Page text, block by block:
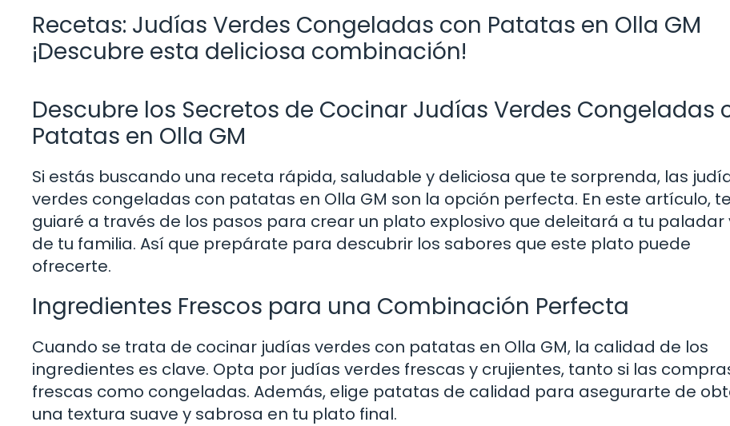
Recetas: Judías Verdes Congeladas con Patatas en Olla GM
¡Descubre esta deliciosa combinación!
Descubre los Secretos de Cocinar Judías Verdes Congeladas
Patatas en Olla GM
Si estás buscando una receta rápida, saludable y deliciosa que te sorprenda, las
verdes congeladas con patatas en Olla GM son la opción perfecta. En este artículo, te
guiaré a través de los pasos para crear un plato explosivo que deleitará a tu paladar
de tu familia. Así que prepárate para descubrir los sabores que este plato puede
ofrecerte.
Ingredientes Frescos para una Combinación Perfecta
Cuando se trata de cocinar judías verdes con patatas en Olla GM, la calidad de los
ingredientes es clave. Opta por judías verdes frescas y crujientes, tanto si las
frescas como congeladas. Además, elige patatas de calidad para asegurarte de
una textura suave y sabrosa en tu plato final.